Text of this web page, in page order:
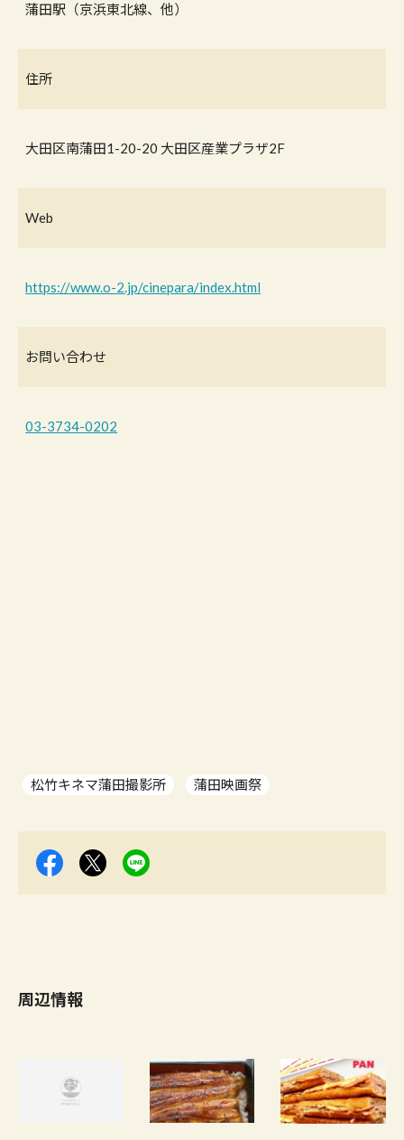
蒲田駅（京浜東北線、他）
住所
大田区南蒲田1-20-20 大田区産業プラザ2F
Web
https://www.o-2.jp/cinepara/index.html
お問い合わせ
03-3734-0202
松竹キネマ蒲田撮影所 蒲田映画祭
周辺情報